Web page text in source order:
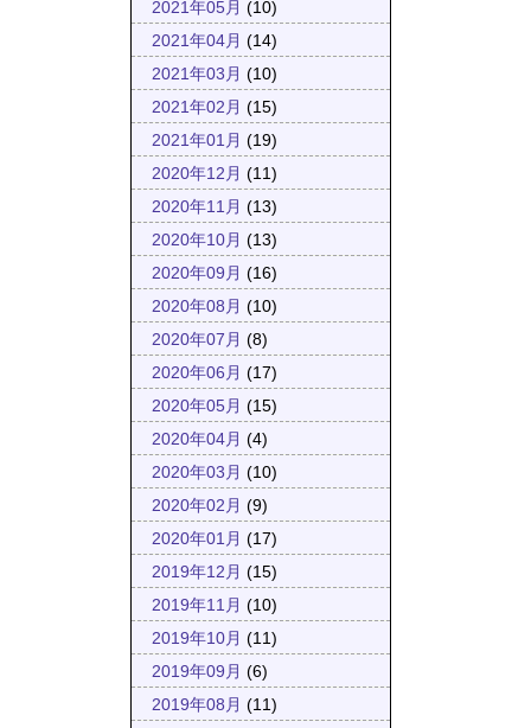
2021年05月 (10)
2021年04月 (14)
2021年03月 (10)
2021年02月 (15)
2021年01月 (19)
2020年12月 (11)
2020年11月 (13)
2020年10月 (13)
2020年09月 (16)
2020年08月 (10)
2020年07月 (8)
2020年06月 (17)
2020年05月 (15)
2020年04月 (4)
2020年03月 (10)
2020年02月 (9)
2020年01月 (17)
2019年12月 (15)
2019年11月 (10)
2019年10月 (11)
2019年09月 (6)
2019年08月 (11)